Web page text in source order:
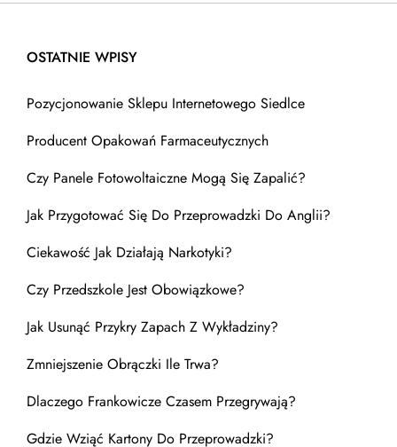
OSTATNIE WPISY
Pozycjonowanie Sklepu Internetowego Siedlce
Producent Opakowań Farmaceutycznych
Czy Panele Fotowoltaiczne Mogą Się Zapalić?
Jak Przygotować Się Do Przeprowadzki Do Anglii?
Ciekawość Jak Działają Narkotyki?
Czy Przedszkole Jest Obowiązkowe?
Jak Usunąć Przykry Zapach Z Wykładziny?
Zmniejszenie Obrączki Ile Trwa?
Dlaczego Frankowicze Czasem Przegrywają?
Gdzie Wziąć Kartony Do Przeprowadzki?